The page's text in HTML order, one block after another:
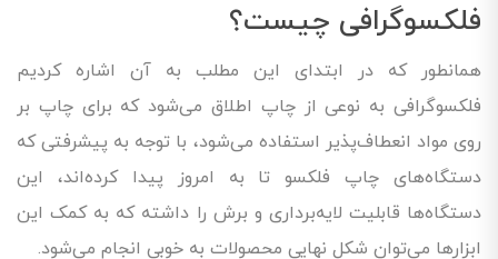
فلکسوگرافی چیست؟
همانطور که در ابتدای این مطلب به آن اشاره کردیم
فلکسوگرافی به نوعی از چاپ اطلاق می‌شود که برای چاپ بر
روی مواد انعطاف‌پذیر استفاده می‌شود، با توجه به پیشرفتی که
دستگاه‌های چاپ فلکسو تا به امروز پیدا کرده‌اند، این
دستگاه‌ها قابلیت لایه‌برداری و برش را داشته که به کمک این
ابزارها می‌توان شکل نهایی محصولات به خوبی انجام می‌شود.